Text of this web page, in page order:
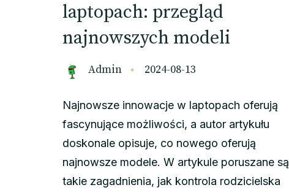
laptopach: przegląd
najnowszych modeli
Admin 2024-08-13
Najnowsze innowacje w laptopach oferują
fascynujące możliwości, a autor artykułu
doskonale opisuje, co nowego oferują
najnowsze modele. W artykule poruszane są
takie zagadnienia, jak kontrola rodzicielska